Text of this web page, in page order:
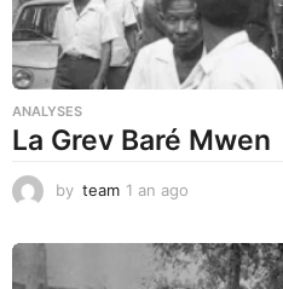
ANALYSES
La Grev Baré Mwen
by team 1 an ago
a
g